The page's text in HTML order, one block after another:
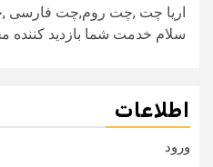
اریا چت ,چت روم,چت فارسی
سلام خدمت شما بازدید
اطلاعات
ورود